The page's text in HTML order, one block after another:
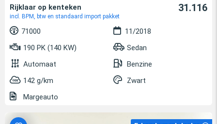
Rijklaar op kenteken
incl. BPM, btw en standaard import pakket
31.116
71000
11/2018
190 PK (140 KW)
Sedan
Automaat
Benzine
142 g/km
Zwart
Margeauto